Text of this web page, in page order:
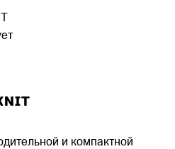
и компактной